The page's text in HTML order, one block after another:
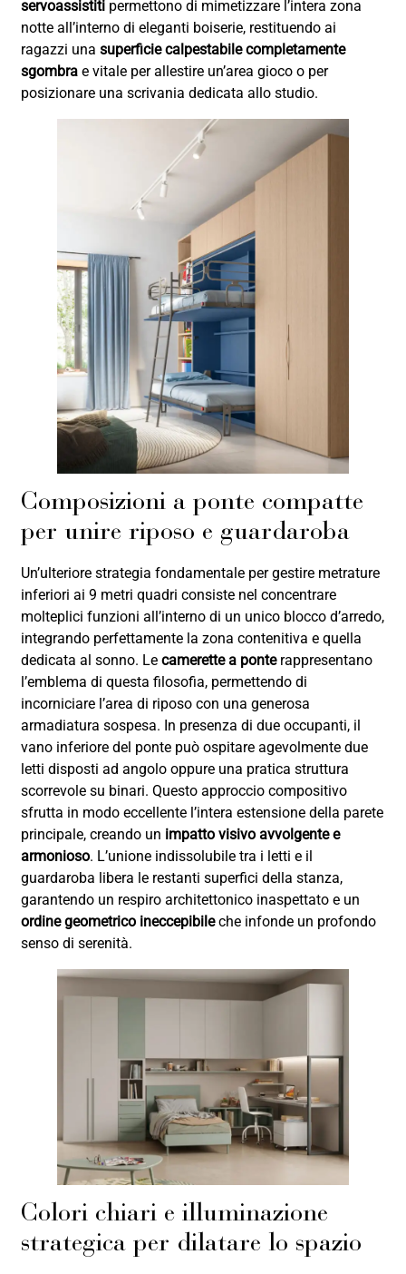
servoassistiti permettono di mimetizzare l’intera zona
notte all’interno di eleganti boiserie, restituendo ai
ragazzi unasuperficie calpestabile completamente
sgombra e vitale per allestire un’area gioco o per
posizionare una scrivania dedicata allo studio.
Composizioni a ponte compatte
per unire riposo e guardaroba
Un’ulteriore strategia fondamentale per gestire metrature
inferiori ai 9 metri quadri consiste nel concentrare
molteplici funzioni all’interno di un unico blocco d’arredo,
integrando perfettamente la zona contenitiva e quella
dedicata al sonno. Lecamerette a ponterappresentano
l’emblema di questa filosofia, permettendo di
incorniciare l’area di riposo con una generosa
armadiatura sospesa. In presenza di due occupanti, il
vano inferiore del ponte può ospitare agevolmente due
letti disposti ad angolo oppure una pratica struttura
scorrevole su binari. Questo approccio compositivo
sfrutta in modo eccellente l’intera estensione della parete
principale, creando un impatto visivo avvolgente e
armonioso. L’unione indissolubile tra i letti e il
guardaroba libera le restanti superfici della stanza,
garantendo un respiro architettonico inaspettato e un
ordine geometrico ineccepibileche infonde un profondo
senso di serenità.
Colori chiari e illuminazione
strategica per dilatare lo spazio